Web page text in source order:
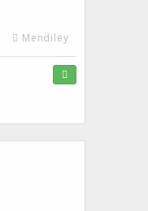
Mendiley